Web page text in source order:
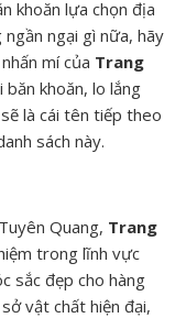
khoăn lựa chọn địa
ngại gì nữa, hãy
mí của Trang
khoăn, lo lắng
là cái tên tiếp theo
sách này.
Quang, Trang
trong lĩnh vực
sắc đẹp cho hàng
vật chất hiện đại,